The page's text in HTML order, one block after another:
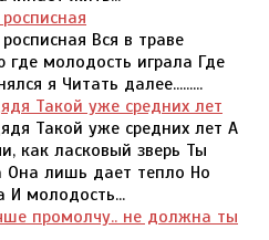
Вся в траве
молодость играла Где
я Читать далее.........
Такой уже средних лет
Такой уже средних лет А
как ласковый зверь Ты
Она лишь дает тепло Но
И молодость...
промолчу.. не должна ты